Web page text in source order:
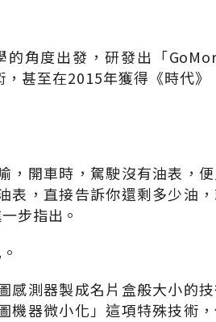
角度出發，研發出「
，甚至在2015年獲得《時代
，開車時，駕駛沒有油表，
，直接告訴你還剩多少油
步指出。
感測器製成名片盒般大小的
機器微小化」這項特殊技術